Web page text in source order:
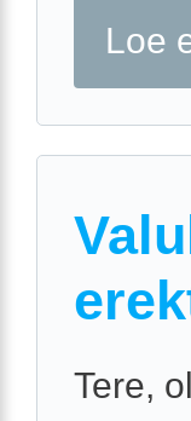
Loe
Tere,